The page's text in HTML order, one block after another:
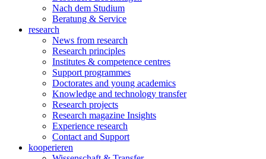
Nach dem Studium
Beratung & Service
research
News from research
Research principles
Institutes & competence centres
Support programmes
Doctorates and young academics
Knowledge and technology transfer
Research projects
Research magazine Insights
Experience research
Contact and Support
kooperieren